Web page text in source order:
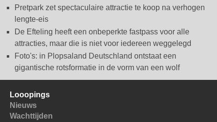
Pretpark zet spectaculaire attractie te koop na verhogen
lengte-eis
De Efteling heeft een onbeperkte fastpass voor alle
attracties, maar die is niet voor iedereen weggelegd
Foto's: in Plopsaland Deutschland ontstaat een
gigantische rotsformatie in de vorm van een wolf
Looopings
Nieuws
Wachttijden